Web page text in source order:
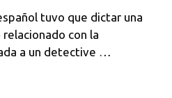
tuvo que dictar una
relacionado con la
a un detective …